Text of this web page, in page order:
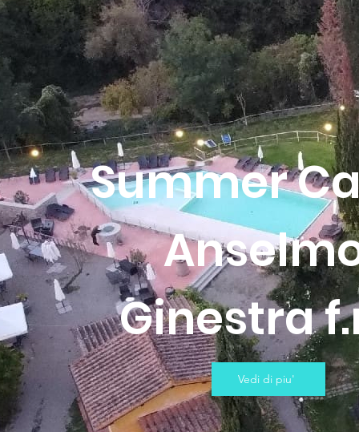
Summer
Ginestra
Vedi di piu'